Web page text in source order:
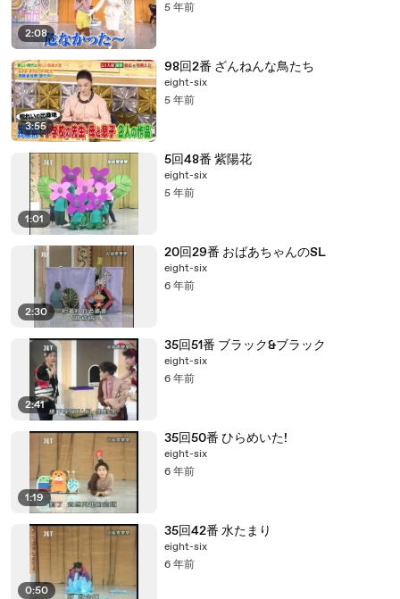
2:08
5 年前
3:55
98回2番 ざんねんな鳥たち
eight-six
5 年前
1:01
5回48番 紫陽花
eight-six
5 年前
2:30
20回29番 おばあちゃんのSL
eight-six
6 年前
2:41
35回51番 ブラック&ブラック
eight-six
6 年前
1:19
35回50番 ひらめいた!
eight-six
6 年前
0:50
35回42番 水たまり
eight-six
6 年前